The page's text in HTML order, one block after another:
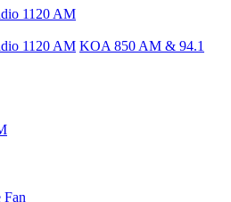
1120 AM
1120 AM KOA 850 AM & 94.1